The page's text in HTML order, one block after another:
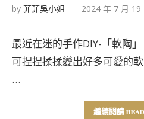
by 菲菲吳小姐 2024 年 7 月 19
最近在迷的手作DIY-「軟陶
可捏捏揉揉變出好多可愛的
…
繼續閱讀